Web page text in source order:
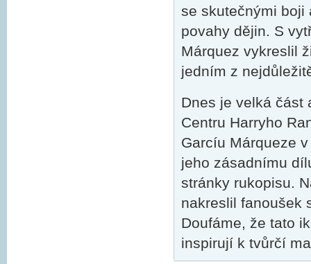
se skutečnými boji
povahy dějin. S
Márquez vykreslil
jedním z
Dnes je velká část
Centru Harryho
Garcíu Márqueze
jeho zásadnímu
stránky rukopisu.
nakreslil fanoušek
Doufáme, že tato
inspirují k tvůrčí